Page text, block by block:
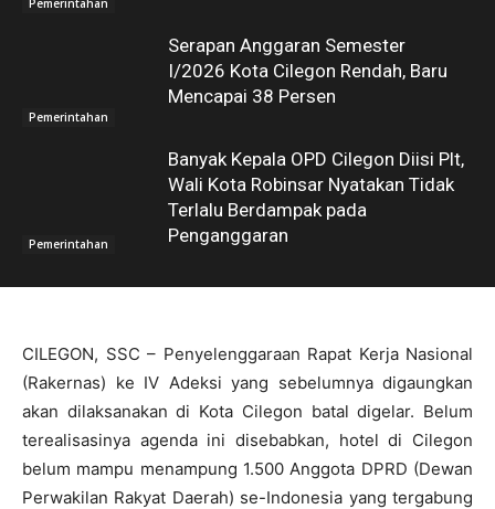
Pemerintahan
Serapan Anggaran Semester
I/2026 Kota Cilegon Rendah, Baru
Mencapai 38 Persen
Pemerintahan
Banyak Kepala OPD Cilegon Diisi Plt,
Wali Kota Robinsar Nyatakan Tidak
Terlalu Berdampak pada
Penganggaran
CILEGON, SSC – Penyelenggaraan Rapat Kerja Nasional
(Rakernas) ke IV Adeksi yang sebelumnya digaungkan
akan dilaksanakan di Kota Cilegon batal digelar. Belum
terealisasinya agenda ini disebabkan, hotel di Cilegon
belum mampu menampung 1.500 Anggota DPRD (Dewan
Perwakilan Rakyat Daerah) se-Indonesia yang tergabung